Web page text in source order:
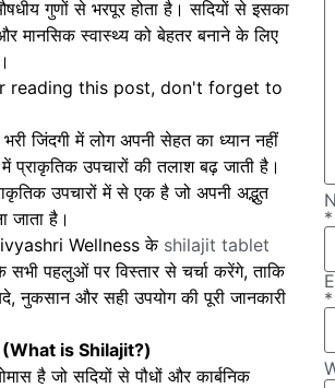
गुणों से भरपूर होता है। सदियों से इसका
मानसिक स्वास्थ्य को बेहतर बनाने के लिए
reading this post, don't forget to
जिंदगी में लोग अपनी सेहत का ध्यान नहीं
प्राकृतिक उपचारों की तलाश बढ़ जाती है।
उपचारों में से एक है जो अपनी अद्भुत
जाता है।
Wellness के shilajit tablet
सभी पहलुओं पर विस्तार से चर्चा करेंगे, ताकि
नुकसान और सही उपयोग की पूरी जानकारी
(What is Shilajit?)
है जो सदियों से पौधों और कार्बनिक
*
*